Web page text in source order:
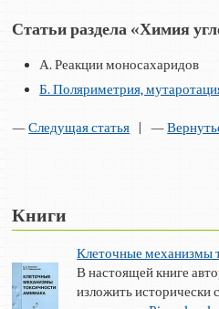
Статьи раздела «Химия
А. Реакции моносахаридов
Б. Поляриметрия,
—Следущая статья | —
Книги
Клеточные механизмы
В настоящей книге
изложить исторически